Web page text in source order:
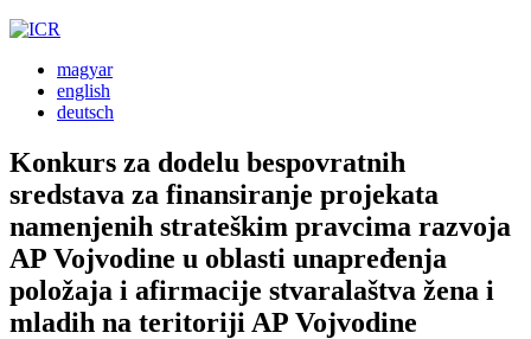
magyar
english
deutsch
Konkurs za dodelu bespovratnih
sredstava za finansiranje projekata
namenjenih strateškim pravcima razvoja
AP Vojvodine u oblasti unapređenja
položaja i afirmacije stvaralaštva žena i
mladih na teritoriji AP Vojvodine